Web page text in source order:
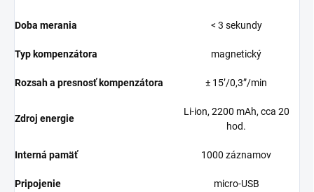
Doba merania < 3 sekundy
Typ kompenzátora magnetický
Rozsah a presnosť kompenzátora ± 15’/0,3”/min
Zdroj energie
Li-ion, 2200 mAh, cca 20
hod.
Interná pamäť 1000 záznamov
Pripojenie micro-USB